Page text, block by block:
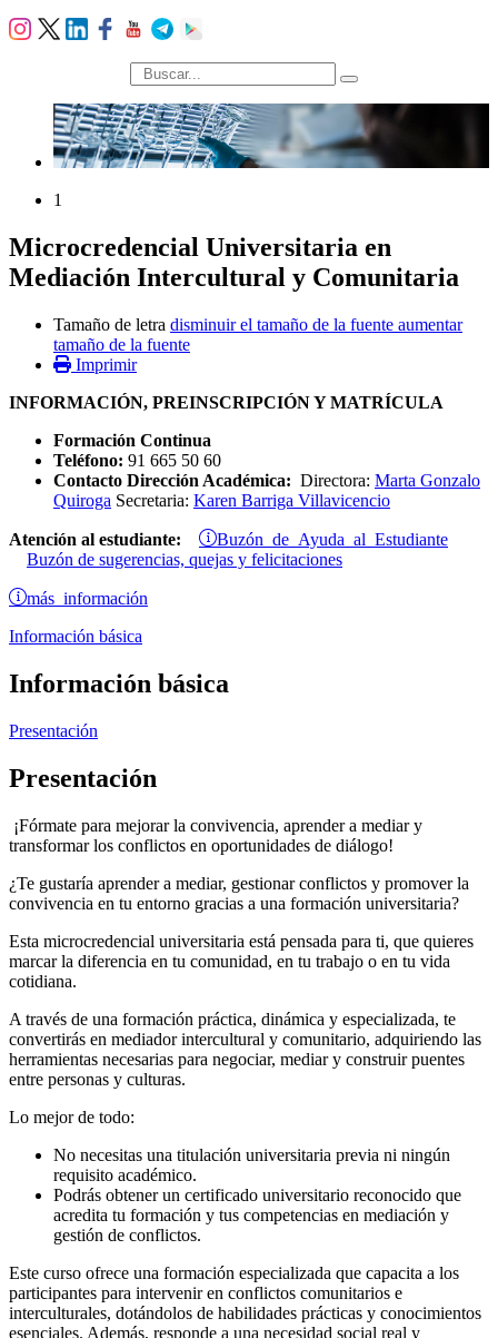
búsqueda
1
Microcredencial Universitaria en
Mediación Intercultural y Comunitaria
Tamaño de letra disminuir el tamaño de la fuente aumentar
tamaño de la fuente
Imprimir
INFORMACIÓN, PREINSCRIPCIÓN Y MATRÍCULA
Formación Continua
Teléfono: 91 665 50 60
Contacto Dirección Académica: Directora: Marta Gonzalo
Quiroga Secretaria: Karen Barriga Villavicencio
Atención al estudiante: Buzón de Ayuda al Estudiante
Buzón de sugerencias, quejas y felicitaciones
más información
Información básica
Información básica
Presentación
Presentación
¡Fórmate para mejorar la convivencia, aprender a mediar y
transformar los conflictos en oportunidades de diálogo!
¿Te gustaría aprender a mediar, gestionar conflictos y promover la
convivencia en tu entorno gracias a una formación universitaria?
Esta microcredencial universitaria está pensada para ti, que quieres
marcar la diferencia en tu comunidad, en tu trabajo o en tu vida
cotidiana.
A través de una formación práctica, dinámica y especializada, te
convertirás en mediador intercultural y comunitario, adquiriendo las
herramientas necesarias para negociar, mediar y construir puentes
entre personas y culturas.
Lo mejor de todo:
No necesitas una titulación universitaria previa ni ningún
requisito académico.
Podrás obtener un certificado universitario reconocido que
acredita tu formación y tus competencias en mediación y
gestión de conflictos.
Este curso ofrece una formación especializada que capacita a los
participantes para intervenir en conflictos comunitarios e
interculturales, dotándolos de habilidades prácticas y conocimientos
esenciales. Además, responde a una necesidad social real y